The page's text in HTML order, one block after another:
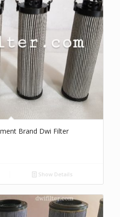
Brand Dwi Filter
Show Details